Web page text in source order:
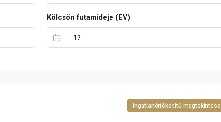
Kölcsön futamideje (ÉV)
Ingatlanértékesítő megtekintése